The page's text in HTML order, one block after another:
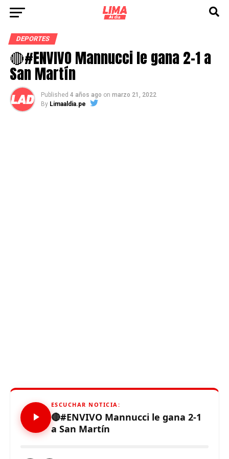
DEPORTES
🔴#ENVIVO Mannucci le gana 2-1 a
San Martín
Published 4 años ago on marzo 21, 2022
By Limaaldia.pe
ESCUCHAR NOTICIA:
🔴#ENVIVO Mannucci le gana 2-1
a San Martín